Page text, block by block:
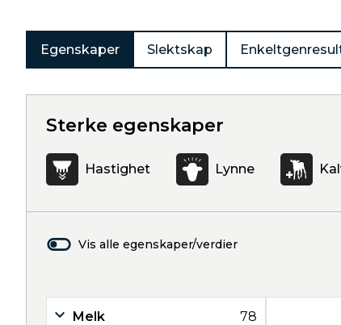
Egenskaper Slektskap
Sterke egenskaper
Hastighet Lynne
Vis alle egenskaper/verdier
Melk 78